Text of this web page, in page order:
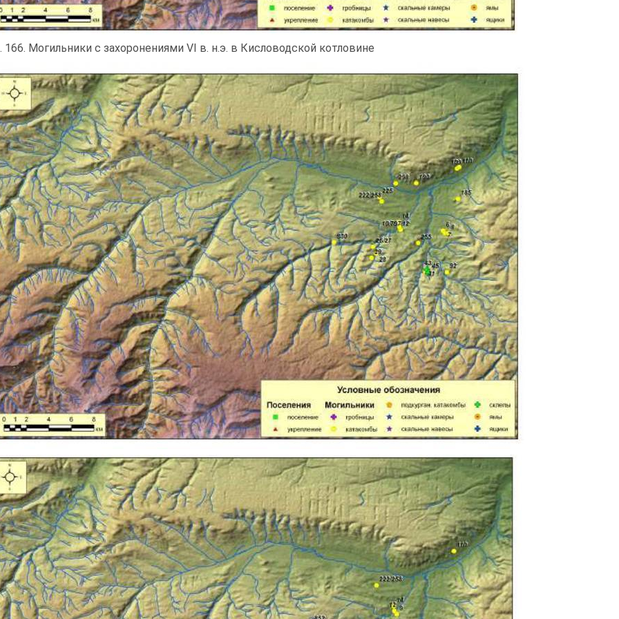
166. Могильники с захоронениями VI в. н.э. в Кисловодской котловине